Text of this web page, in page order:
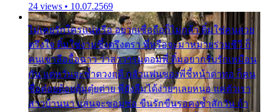
24 views • 10.07.2569
ไม่เคยรักใครแน่หรือ อยากเชื่อถือก็ไม่กล้า ติ๋มใช่คนสวย
ตรึงใจ ติ๋มใช่งามซึ้งตรึงตรา พี่หรือจะมาหมายร่วมชีวี ก็
คนเขาลืออื้อฉาว ว่าสาวๆรุมตอมพี่ ติ๋มอยากรับรักเหมือน
กัน แต่หวั่นจะช้ำดวงฤดี กลัวแฟนของพี่ชี้หน้าด่าทอ ก็คน
ชื่อต๋อยต้อยตุ้มตุ๋ยต่าย พี่ยังลืมได้ง่ายๆเลยหนอ แค่ตัวเรา
สาวบ้านนา แสนจะซอมซ่อ ขืนรักขืนรอคงช้ำสักวัน ถ้า